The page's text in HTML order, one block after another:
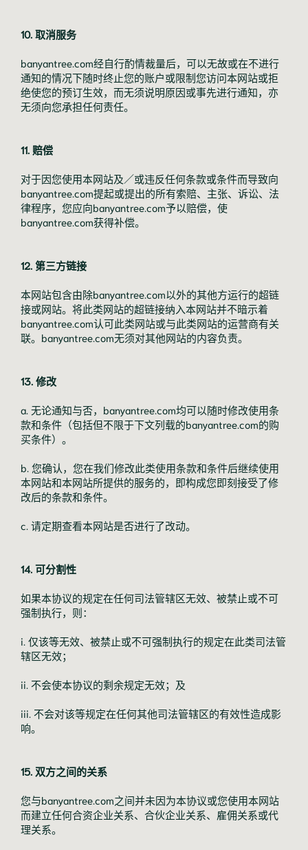
10. 取消服务
banyantree.com经自行酌情裁量后，可以无故或在不进行
通知的情况下随时终止您的账户或限制您访问本网站或拒
绝使您的预订生效，而无须说明原因或事先进行通知，亦
无须向您承担任何责任。
11. 赔偿
对于因您使用本网站及／或违反任何条款或条件而导致向
banyantree.com提起或提出的所有索赔、主张、诉讼、法
律程序，您应向banyantree.com予以赔偿，使
banyantree.com获得补偿。
12. 第三方链接
本网站包含由除banyantree.com以外的其他方运行的超链
接或网站。将此类网站的超链接纳入本网站并不暗示着
banyantree.com认可此类网站或与此类网站的运营商有关
联。banyantree.com无须对其他网站的内容负责。
13. 修改
a. 无论通知与否，banyantree.com均可以随时修改使用条
款和条件（包括但不限于下文列载的banyantree.com的购
买条件）。
b. 您确认，您在我们修改此类使用条款和条件后继续使用
本网站和本网站所提供的服务的，即构成您即刻接受了修
改后的条款和条件。
c. 请定期查看本网站是否进行了改动。
14. 可分割性
如果本协议的规定在任何司法管辖区无效、被禁止或不可
强制执行，则：
i. 仅该等无效、被禁止或不可强制执行的规定在此类司法管
辖区无效；
ii. 不会使本协议的剩余规定无效；及
iii. 不会对该等规定在任何其他司法管辖区的有效性造成影
响。
15. 双方之间的关系
您与banyantree.com之间并未因为本协议或您使用本网站
而建立任何合资企业关系、合伙企业关系、雇佣关系或代
理关系。